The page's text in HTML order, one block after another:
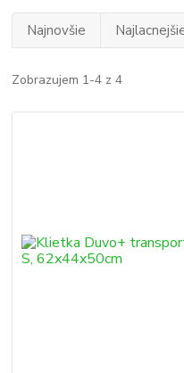
Najnovšie
Zobrazujem 1-4 z 4